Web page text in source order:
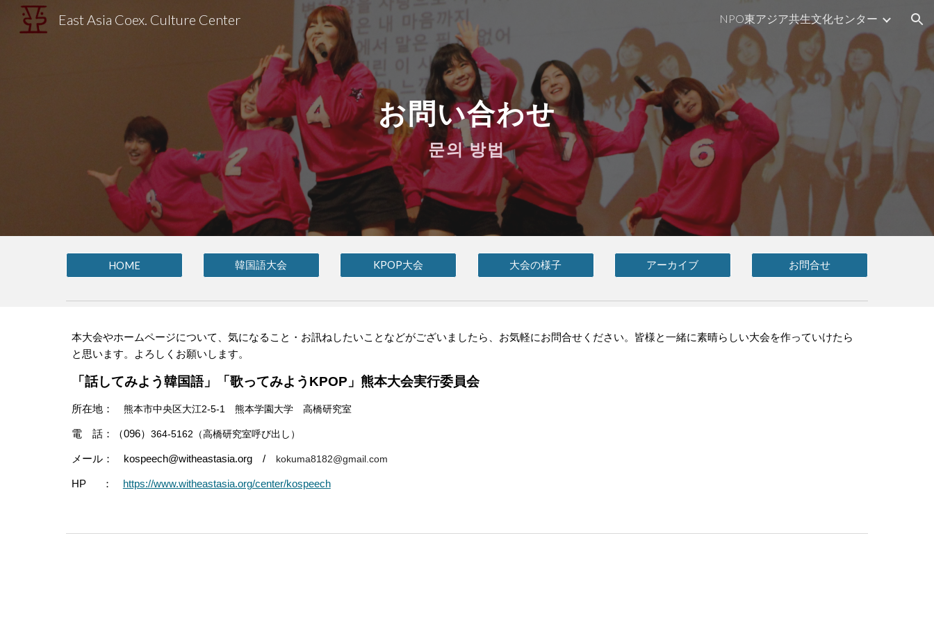
Skip to main content Skip to navigation
East Asia Coex. Culture Center NPO東アジア共生文化センター
お問い合わせ
문의 방법
HOME 韓国語大会 KPOP大会 大会の様子 アーカイブ お問合せ
本大会やホームページについて、気になること・お訊ねしたいことなどがございましたら、お気軽にお問合せください。皆様と一緒に素晴らしい大会を作っていけたら
と思います。よろしくお願いします。
「話してみよう韓国語」「歌ってみようKPOP」熊本大会実行委員会
所在地： 熊本市中央区大江2-5-1 熊本学園大学 高橋研究室
電 話：（096） 364-5162 （高橋研究室呼び出し）
メール： kospeech@witheastasia.org / kokuma8182@gmail.com
HP ： https://www.witheastasia.org/center/kospeech